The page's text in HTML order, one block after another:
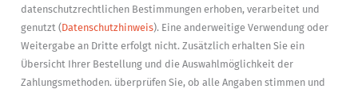
datenschutzrechtlichen Bestimmungen erhoben, verarbeitet und
genutzt (Datenschutzhinweis). Eine anderweitige Verwendung oder
Weitergabe an Dritte erfolgt nicht. Zusätzlich erhalten Sie ein
Übersicht Ihrer Bestellung und die Auswahlmöglichkeit der
Zahlungsmethoden. überprüfen Sie, ob alle Angaben stimmen und